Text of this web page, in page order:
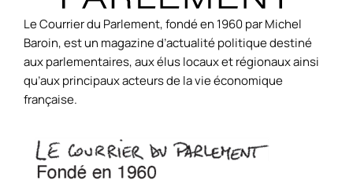
Le Courrier du Parlement, fondé en 1960 par Michel
Baroin, est un magazine d’actualité politique destiné
aux parlementaires, aux élus locaux et régionaux ainsi
qu’aux principaux acteurs de la vie économique
française.